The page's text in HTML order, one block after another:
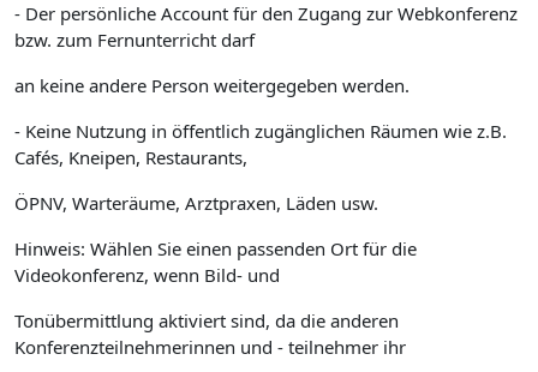
- Der persönliche Account für den Zugang zur Webkonferenz
bzw. zum Fernunterricht darf
an keine andere Person weitergegeben werden.
- Keine Nutzung in öffentlich zugänglichen Räumen wie z.B.
Cafés, Kneipen, Restaurants,
ÖPNV, Warteräume, Arztpraxen, Läden usw.
Hinweis: Wählen Sie einen passenden Ort für die
Videokonferenz, wenn Bild- und
Tonübermittlung aktiviert sind, da die anderen
Konferenzteilnehmerinnen und - teilnehmer ihr